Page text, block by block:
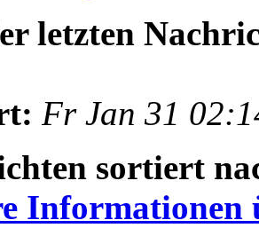
letzten
Fr Jan 31
sortiert
Informationen